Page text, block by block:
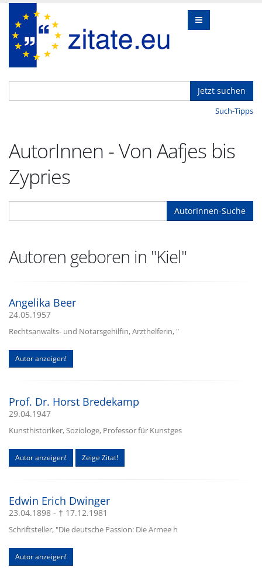
Jetzt suchen
Such-Tipps
AutorInnen - Von Aafjes bis
Zypries
AutorInnen-Suche
Autoren geboren in "Kiel"
Angelika Beer
24.05.1957
Rechtsanwalts- und Notarsgehilfin, Arzthelferin, "
Autor anzeigen!
Prof. Dr. Horst Bredekamp
29.04.1947
Kunsthistoriker, Soziologe, Professor für Kunstges
Autor anzeigen! Zeige Zitat!
Edwin Erich Dwinger
23.04.1898 - † 17.12.1981
Schriftsteller, "Die deutsche Passion: Die Armee h
Autor anzeigen!